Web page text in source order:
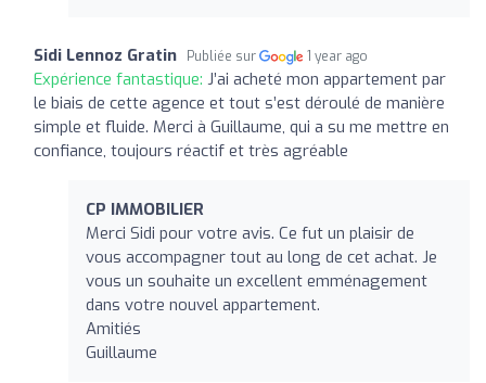
Sidi Lennoz Gratin Publiée sur 1 year ago
Expérience fantastique: J’ai acheté mon appartement par
le biais de cette agence et tout s’est déroulé de manière
simple et fluide. Merci à Guillaume, qui a su me mettre en
confiance, toujours réactif et très agréable
CP IMMOBILIER
Merci Sidi pour votre avis. Ce fut un plaisir de
vous accompagner tout au long de cet achat. Je
vous un souhaite un excellent emménagement
dans votre nouvel appartement.
Amitiés
Guillaume